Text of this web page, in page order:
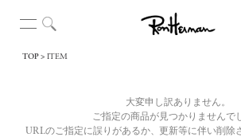
TOP ITEM
大変申し訳ありません。
ご指定の商品が見つかりませんで
URLのご指定に誤りがあるか、更新等に伴い削除